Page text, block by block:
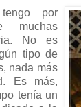
por
muchas
No es
tipo de
nada más
Es más,
tenía un